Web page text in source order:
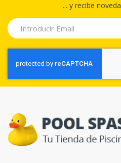
... y recibe